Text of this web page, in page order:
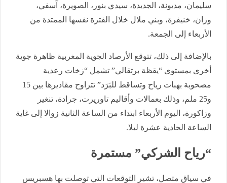
سليمان، مديونة، الجديدة، سيدي بنور، الصويرة، آسفي،
وزان، خنيفرة، وبني ملال خلال الفترة نفسها الممتدة من
الأربعاء إلى الجمعة.
بالإضافة إلى ذلك، تتوقع الأرصاد الجوية المغربية ظاهرة جوية
أخرى بمستوى “يقظة برتقالي” تشمل “زخات رعدية
مصحوبة بهبات رياح وتساقط للبَرَد” تتراوح مقاديرها بين 15
و25 ملم، وذلك بعمالات وأقاليم تاوريرت، جرادة، تنغير
وزاكورة، اليوم الأربعاء ابتداء من الساعة الثانية زوالا إلى غاية
الساعة الحادية عشرة ليلا.
“رياح الشركي” مستمرة
في سياق متصل، تشير التوقعات التي توصلت بها هسبريس